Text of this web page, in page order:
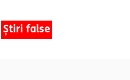
Știri false